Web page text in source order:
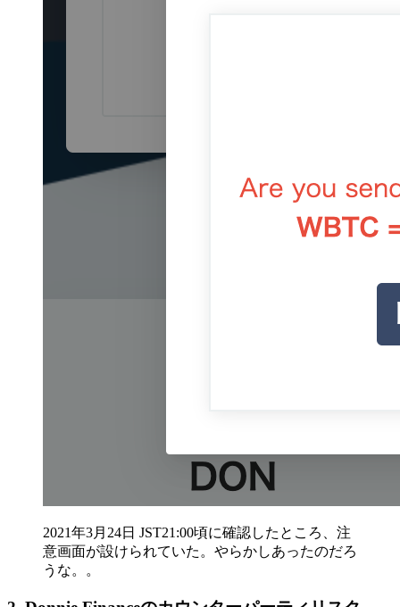
2021年3月24日 JST21:00頃に確認したところ、注
意画面が設けられていた。やらかしあったのだろ
うな。。